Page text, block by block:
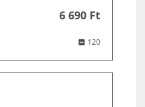
6 690 Ft
120